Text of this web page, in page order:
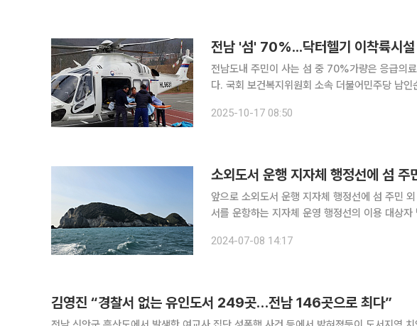
전남 '섬' 70%...닥터헬기 이착륙시
전남도내 주민이 사는 섬 중 70%가량은 응급의
다. 국회 보건복지위원회 소속 더불어민주당 남인순 의원(서울 송파병)이 15일 공개한 보건복지부
이 중 섬 70곳만이 닥터헬기 이착륙시설(인계점)
2025-10-17 08:50
소외도서 운행 지자체 행정선에 섬 주
앞으로 소외도서 운행 지자체 행정선에 섬 주민 외 방문객도 탈
서를 운항하는 지자체 운영 행정선의 이용 대상
도서지만 여객선 등이 운항하지 않고 연륙교 등 대
2024-07-08 14:17
김영진 “경찰서 없는 유인도서 249곳…전남 146곳으로 최다”